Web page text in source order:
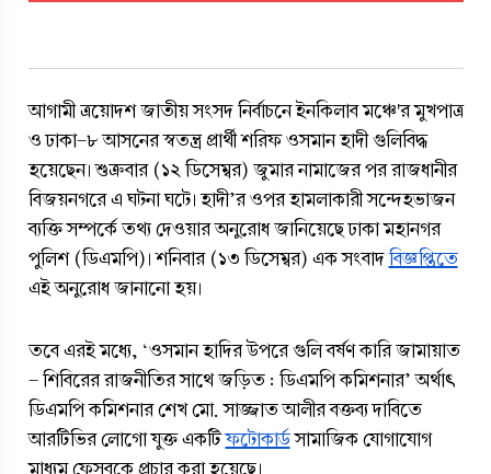
আগামী ত্রয়োদশ জাতীয় সংসদ নির্বাচনে ইনকিলাব মঞ্চে'র মুখপাত্র
ও ঢাকা-৮ আসনের স্বতন্ত্র প্রার্থী শরিফ ওসমান হাদী গুলিবিদ্ধ
হয়েছেন। শুক্রবার (১২ ডিসেম্বর) জুমার নামাজের পর রাজধানীর
বিজয়নগরে এ ঘটনা ঘটে। হাদী’র ওপর হামলাকারী সন্দেহভাজন
ব্যক্তি সম্পর্কে তথ্য দেওয়ার অনুরোধ জানিয়েছে ঢাকা মহানগর
পুলিশ (ডিএমপি)। শনিবার (১৩ ডিসেম্বর) এক সংবাদ বিজ্ঞপ্তিতে
এই অনুরোধ জানানো হয়।
তবে এরই মধ্যে, ‘ওসমান হাদির উপরে গুলি বর্ষণ কারি জামায়াত
- শিবিরের রাজনীতির সাথে জড়িত : ডিএমপি কমিশনার’ অর্থাৎ
ডিএমপি কমিশনার শেখ মো. সাজ্জাত আলীর বক্তব্য দাবিতে
আরটিভির লোগো যুক্ত একটি ফটোকার্ড সামাজিক যোগাযোগ